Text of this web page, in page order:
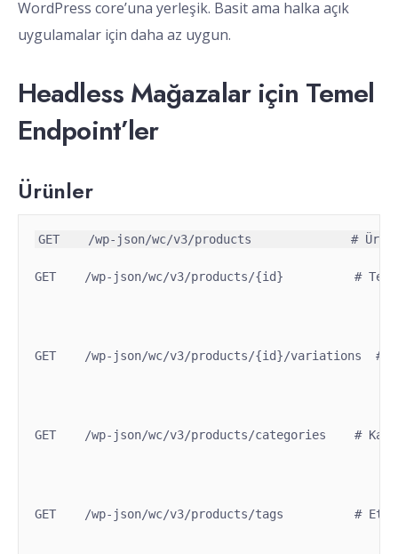
WordPress core’una yerleşik. Basit ama halka açık
uygulamalar için daha az uygun.
Headless Mağazalar için Temel
Endpoint’ler
Ürünler
GET    /wp-json/wc/v3/products/{id}          # Tek
GET    /wp-json/wc/v3/products/{id}/variations  #
GET    /wp-json/wc/v3/products/categories    #
GET    /wp-json/wc/v3/products/tags          #